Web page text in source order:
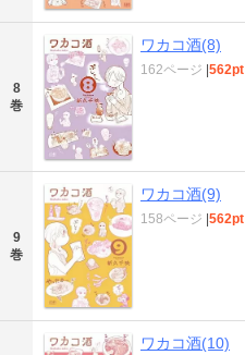
8
巻
ワカコ酒(8)
162ページ |562pt
9
巻
ワカコ酒(9)
158ページ |562pt
ワカコ酒(10)